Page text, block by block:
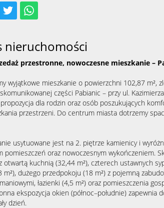
nieruchomości
przestronne, nowoczesne mieszkanie –
wyjątkowe mieszkanie o powierzchni 102,87 m²,
części Pabianic – przy ul.
dla rodzin oraz osób poszukujących
przestrzeni. Do centrum miasta dotrzemy
usytuowane jest na 2. piętrze kamienicy i
pomieszczeń oraz nowoczesnym wykończeniem.
otwartą kuchnią (32,44 m²), czterech ustawnych
m²), dużego przedpokoju (18 m²) z pojemną
łazienki (4,5 m²) oraz pomieszczenia
ekspozycja okien (północ–południe) zapewnia
dzień.